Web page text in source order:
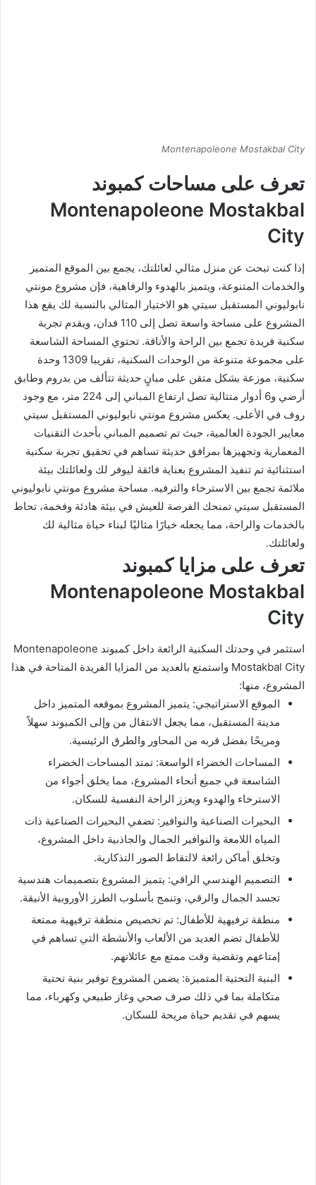
Montenapoleone Mostakbal City
تعرف على مساحات كمبوند
Montenapoleone Mostakbal
City
إذا كنت تبحث عن منزل مثالي لعائلتك، يجمع بين الموقع المتميز
والخدمات المتنوعة، ويتميز بالهدوء والرفاهية، فإن مشروع مونتي
نابوليوني المستقبل سيتي هو الاختيار المثالي بالنسبة لك يقع هذا
المشروع على مساحة واسعة تصل إلى 110 فدان، ويقدم تجربة
سكنية فريدة تجمع بين الراحة والأناقة. تحتوي المساحة الشاسعة
على مجموعة متنوعة من الوحدات السكنية، تقريبا 1309 وحدة
سكنية، موزعة بشكل متقن على مبانٍ حديثة تتألف من بدروم وطابق
أرضي و6 أدوار متتالية تصل ارتفاع المباني إلى 224 متر، مع وجود
روف في الأعلى. يعكس مشروع مونتي نابوليوني المستقبل سيتي
معايير الجودة العالمية، حيث تم تصميم المباني بأحدث التقنيات
المعمارية وتجهيزها بمرافق حديثة تساهم في تحقيق تجربة سكنية
استثنائية تم تنفيذ المشروع بعناية فائقة ليوفر لك ولعائلتك بيئة
ملائمة تجمع بين الاسترخاء والترفيه. مساحة مشروع مونتي نابوليوني
المستقبل سيتي تمنحك الفرصة للعيش في بيئة هادئة وفخمة، تحاط
بالخدمات والراحة، مما يجعله خيارًا مثاليًا لبناء حياة مثالية لك
ولعائلتك.
تعرف على مزايا كمبوند
Montenapoleone Mostakbal
City
استثمر في وحدتك السكنية الرائعة داخل كمبوند Montenapoleone
Mostakbal City واستمتع بالعديد من المزايا الفريدة المتاحة في هذا
المشروع، منها:
الموقع الاستراتيجي: يتميز المشروع بموقعه المتميز داخل
مدينة المستقبل، مما يجعل الانتقال من وإلى الكمبوند سهلاً
ومريحًا بفضل قربه من المحاور والطرق الرئيسية.
المساحات الخضراء الواسعة: تمتد المساحات الخضراء
الشاسعة في جميع أنحاء المشروع، مما يخلق أجواء من
الاسترخاء والهدوء ويعزز الراحة النفسية للسكان.
البحيرات الصناعية والنوافير: تضفي البحيرات الصناعية ذات
المياه اللامعة والنوافير الجمال والجاذبية داخل المشروع،
وتخلق أماكن رائعة لالتقاط الصور التذكارية.
التصميم الهندسي الراقي: يتميز المشروع بتصميمات هندسية
تجسد الجمال والرقي، وتنمج بأسلوب الطرز الأوروبية الأنيقة.
منطقة ترفيهية للأطفال: تم تخصيص منطقة ترفيهية ممتعة
للأطفال تضم العديد من الألعاب والأنشطة التي تساهم في
إمتاعهم وتقضية وقت ممتع مع عائلاتهم.
البنية التحتية المتميزة: يضمن المشروع توفير بنية تحتية
متكاملة بما في ذلك صرف صحي وغاز طبيعي وكهرباء، مما
يسهم في تقديم حياة مريحة للسكان.